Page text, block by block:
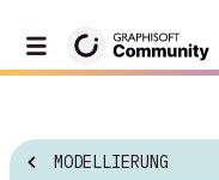
MODELLIERUNG